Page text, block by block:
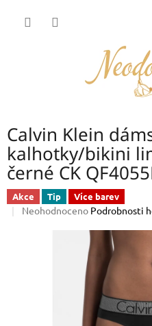
Calvin Klein
kalhotky/bikini
černé CK
Akce Tip Více barev
Průměrné
Neohodnoceno Podrobnosti